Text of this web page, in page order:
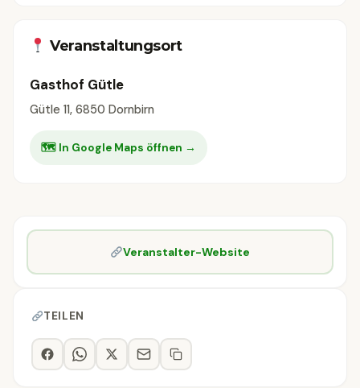
Veranstaltungsort
Gasthof Gütle
Gütle 11, 6850 Dornbirn
🗺 In Google Maps öffnen →
Veranstalter-Website
TEILEN